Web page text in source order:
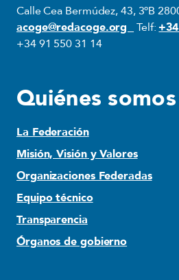
Calle Cea Bermúdez, 43, 3ºB
acoge@redacoge.org
Telf:
+34 91 550 31 14
Quiénes somos
La Federación
Misión, Visión y Valores
Organizaciones Federadas
Equipo técnico
Transparencia
Órganos de gobierno